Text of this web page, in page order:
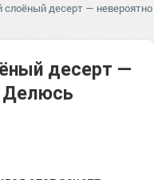
слоёный десерт — невероятно
десерт —
Делюсь